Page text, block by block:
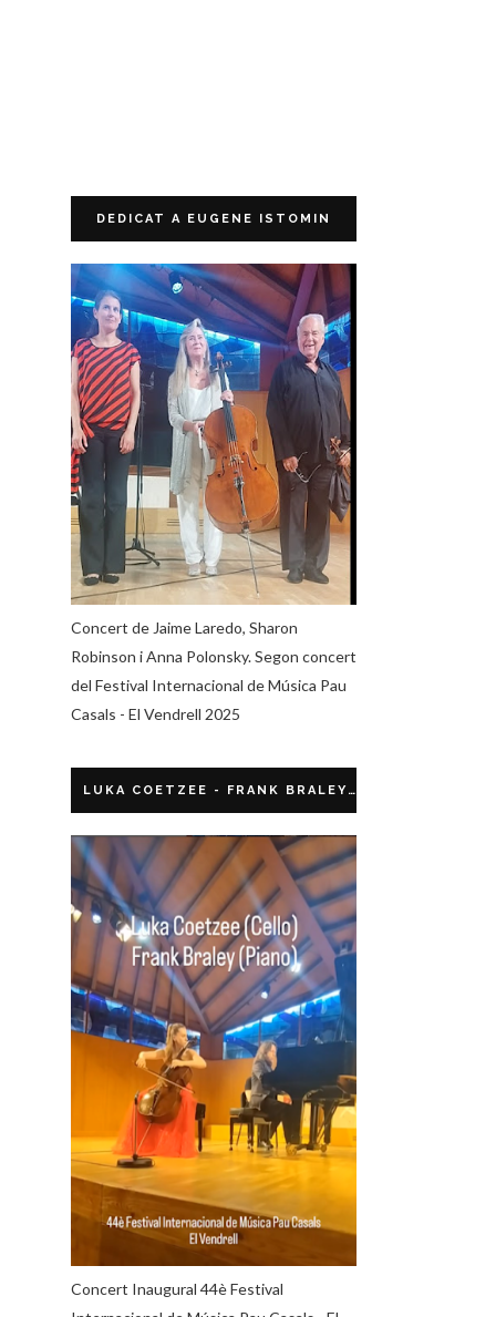
DEDICAT A EUGENE ISTOMIN
Concert de Jaime Laredo, Sharon
Robinson i Anna Polonsky. Segon concert
del Festival Internacional de Música Pau
Casals - El Vendrell 2025
LUKA COETZEE - FRANK BRALEY
Concert Inaugural 44è Festival